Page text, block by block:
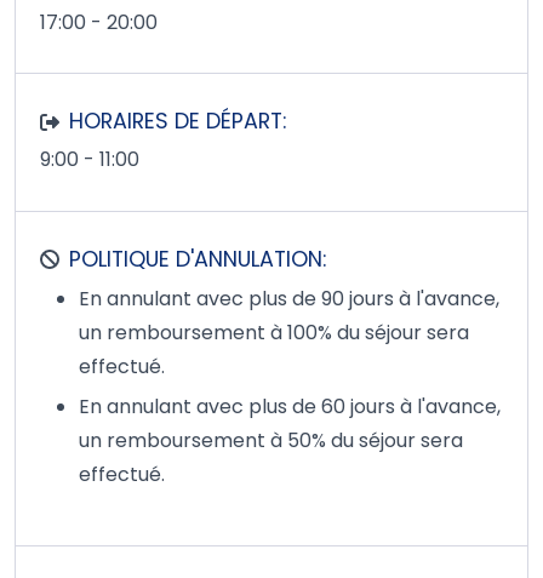
17:00 - 20:00
HORAIRES DE DÉPART:
9:00 - 11:00
POLITIQUE D'ANNULATION:
En annulant avec plus de 90 jours à l'avance,
un remboursement à 100% du séjour sera
effectué.
En annulant avec plus de 60 jours à l'avance,
un remboursement à 50% du séjour sera
effectué.